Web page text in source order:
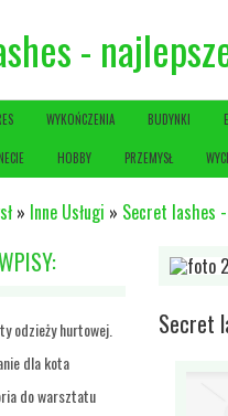
-
WYKOŃCZENIA BUDYNKI
HOBBY PRZEMYSŁ
» Inne Usługi » Secret lashes
odzieży hurtowej.
dla kota
do warsztatu
Secret